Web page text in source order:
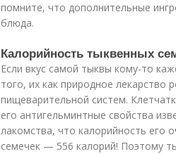
помните, что дополнительные
блюда.
Калорийность тыквенных
Если вкус самой тыквы кому-то
того, их как природное лекарство
пищеварительной систем.
его антигельминтные свойства
лакомства, что калорийность его
семечек — 556 калорий! Поэтому